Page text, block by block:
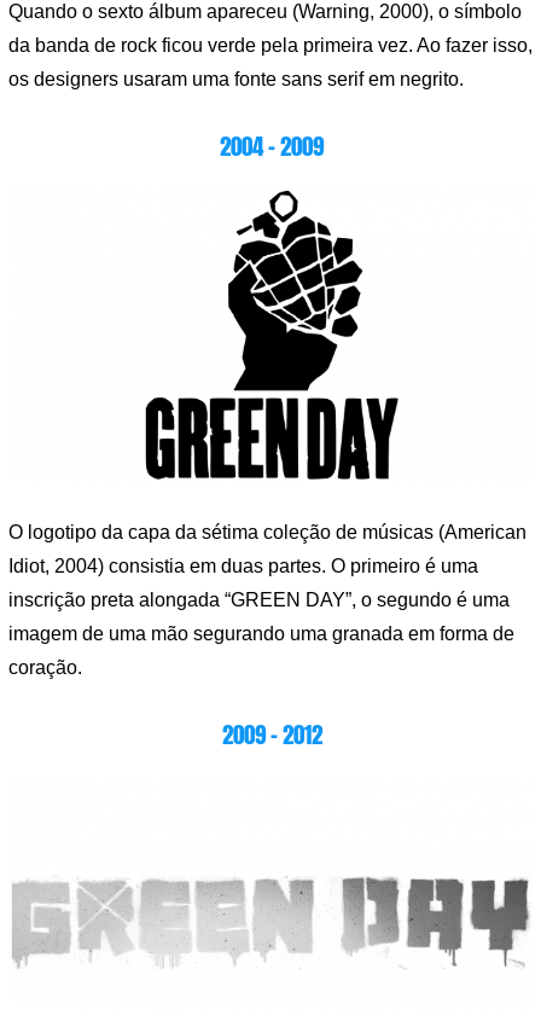
Quando o sexto álbum apareceu (Warning, 2000), o símbolo
da banda de rock ficou verde pela primeira vez. Ao fazer isso,
os designers usaram uma fonte sans serif em negrito.
2004 – 2009
O logotipo da capa da sétima coleção de músicas (American
Idiot, 2004) consistia em duas partes. O primeiro é uma
inscrição preta alongada “GREEN DAY”, o segundo é uma
imagem de uma mão segurando uma granada em forma de
coração.
2009 – 2012